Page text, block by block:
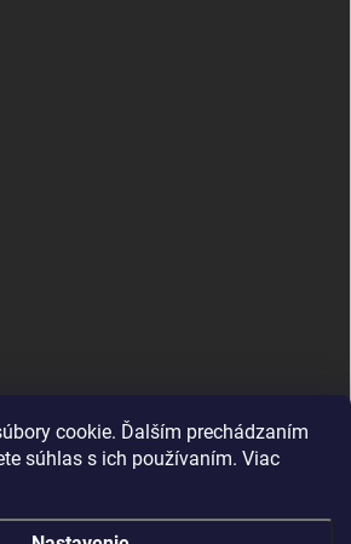
cookie. Ďalším prechádzaním
súhlas s ich používaním. Viac
have logic. SALELOGICS